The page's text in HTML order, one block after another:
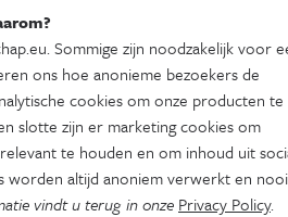
Sommige zijn noodzakelijk voor
ons hoe anonieme bezoekers de
cookies om onze producten te
slotte zijn er marketing cookies om
te houden en om inhoud uit
worden altijd anoniem verwerkt en
vindt u terug in onze Privacy Policy.